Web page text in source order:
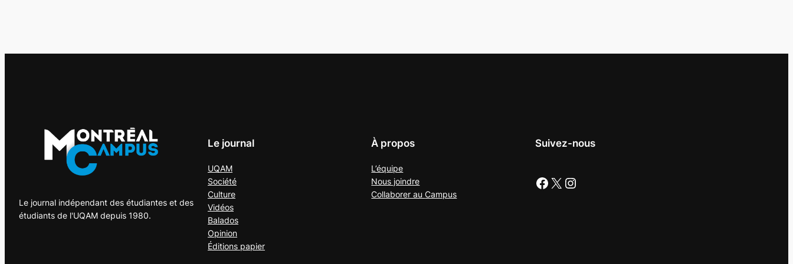
Le journal indépendant des étudiantes et des
étudiants de l'UQAM depuis 1980.
Le journal
UQAM
Société
Culture
Vidéos
Balados
Opinion
Éditions papier
À propos
L’équipe
Nous joindre
Collaborer auCampus
Suivez-nous
Facebook X Instagram